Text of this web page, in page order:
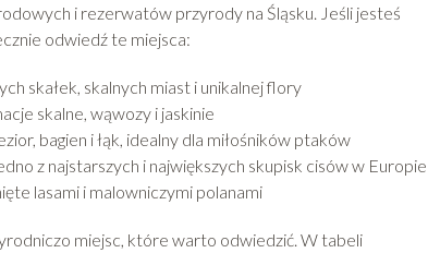
i rezerwatów przyrody na Śląsku. Jeśli jesteś
odwiedź te miejsca:
skałek, skalnych miast i unikalnej flory
skalne, wąwozy i jaskinie
bagien i łąk, idealny dla miłośników ptaków
z najstarszych i największych skupisk cisów w Europie
lasami i malowniczymi polanami
miejsc, które warto odwiedzić. W tabeli